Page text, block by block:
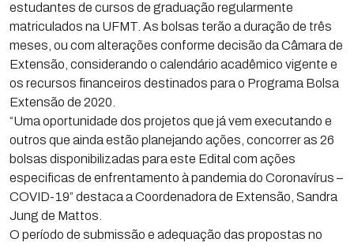
estudantes de cursos de graduação regularmente
matriculados na UFMT. As bolsas terão a duração de três
meses, ou com alterações conforme decisão da Câmara de
Extensão, considerando o calendário acadêmico vigente e
os recursos financeiros destinados para o Programa Bolsa
Extensão de 2020.
“Uma oportunidade dos projetos que já vem executando e
outros que ainda estão planejando ações, concorrer as 26
bolsas disponibilizadas para este Edital com ações
especificas de enfrentamento à pandemia do Coronavírus –
COVID-19” destaca a Coordenadora de Extensão, Sandra
Jung de Mattos.
O período de submissão e adequação das propostas no